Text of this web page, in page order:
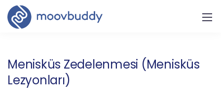
Menisküs Zedelenmesi (Menisküs
Lezyonları)